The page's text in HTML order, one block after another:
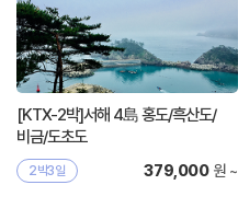
[KTX-2박]서해 4島 홍도/흑산도/
비금/도초도
2박3일 379,000원 ~